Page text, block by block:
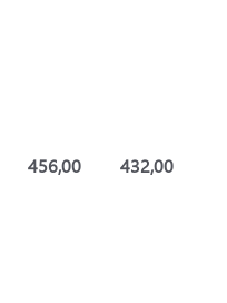
456,00 432,00